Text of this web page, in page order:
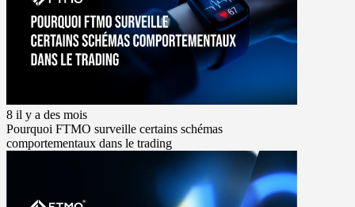
8 il y a des mois
Pourquoi FTMO surveille certains schémas
comportementaux dans le trading